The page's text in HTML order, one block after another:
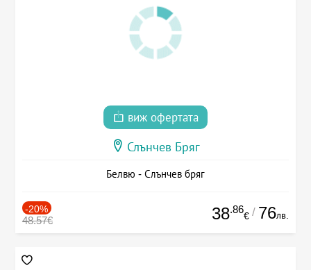
виж офертата
Слънчев Бряг
Белвю - Слънчев бряг
-20%
48.57€ 38.86
€ / 76лв.